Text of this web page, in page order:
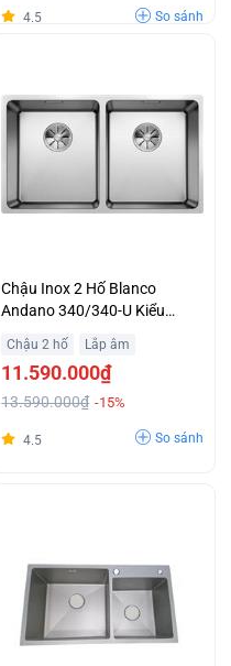
4.5 So sánh
Chậu Inox 2 Hố Blanco
Andano 340/340-U Kiểu
Dáng Hiện Đại Trả Góp 0%
Chậu 2 hố Lắp âm
11.590.000₫
13.590.000₫ -15%
4.5 So sánh